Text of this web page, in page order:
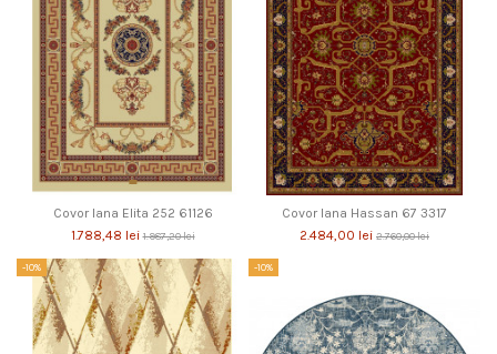
Covor lana Elita 252 61126
1.788,48 lei 1.987,20 lei
Covor lana Hassan 67 3317
2.484,00 lei 2.760,00 lei
-10% -10%